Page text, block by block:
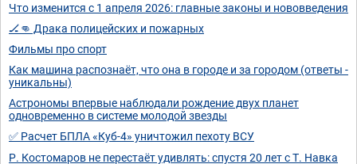
Что изменится с 1 апреля 2026: главные законы и нововведения
🏒👊 Драка полицейских и пожарных
Фильмы про спорт
Как машина распознаёт, что она в городе и за городом (ответы -
уникальны)
Астрономы впервые наблюдали рождение двух планет
одновременно в системе молодой звезды
✅ Расчет БПЛА «Куб-4» уничтожил пехоту ВСУ
Р. Костомаров не перестаёт удивлять: спустя 20 лет с Т. Навка